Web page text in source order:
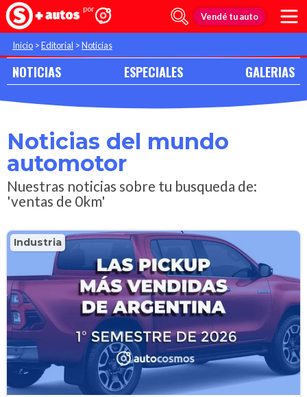
Vendé tu auto
Inicio >Editorial >Noticias
NOTICIAS ESPECIALES GALERIAS
Noticias del mundo
automotor
Nuestras noticias sobre tu busqueda de:
'ventas de 0km'
Industria